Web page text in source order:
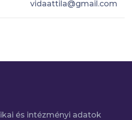
vidaattila@gmail.com
és intézményi adatok